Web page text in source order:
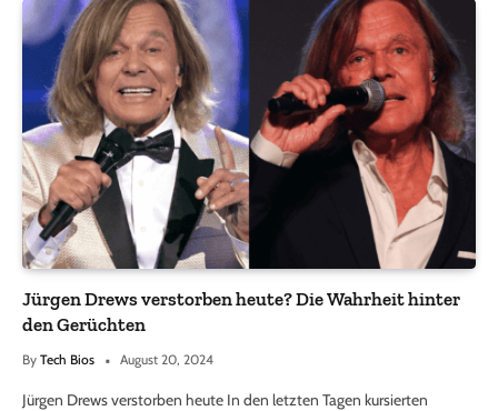
Jürgen Drews verstorben heute? Die Wahrheit hinter
den Gerüchten
By Tech Bios August 20, 2024
Jürgen Drews verstorben heute In den letzten Tagen kursierten